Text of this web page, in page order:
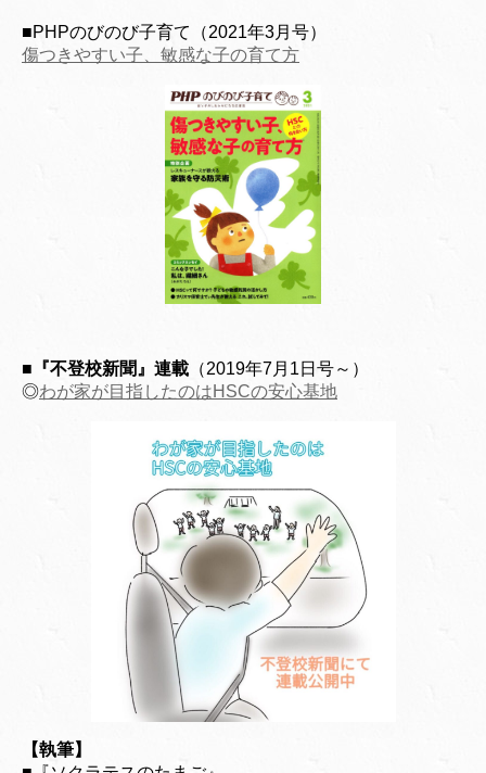
■PHPのびのび子育て（2021年3月号）
傷つきやすい子、敏感な子の育て方
■『不登校新聞』連載 （2019年7月1日号～）
◎わが家が目指したのはHSCの安心基地
【執筆】